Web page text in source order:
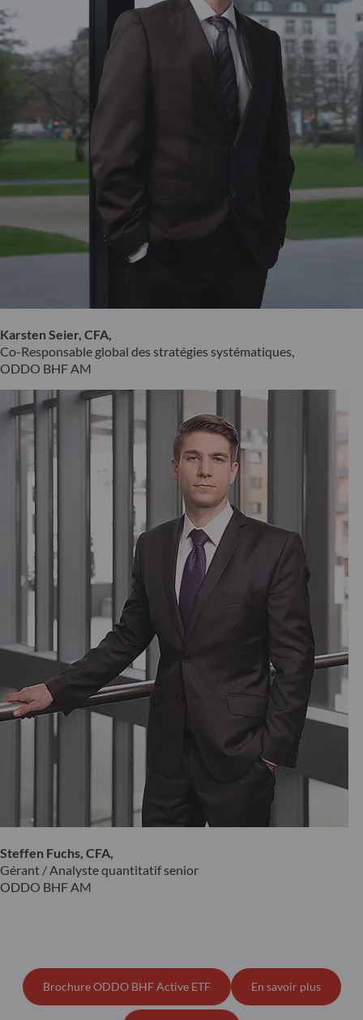
Karsten Seier, CFA,
Co-Responsable global des stratégies systématiques,
ODDO BHF AM
Steffen Fuchs, CFA,
Gérant / Analyste quantitatif senior
ODDO BHF AM
Brochure ODDO BHF Active ETF En savoir plus